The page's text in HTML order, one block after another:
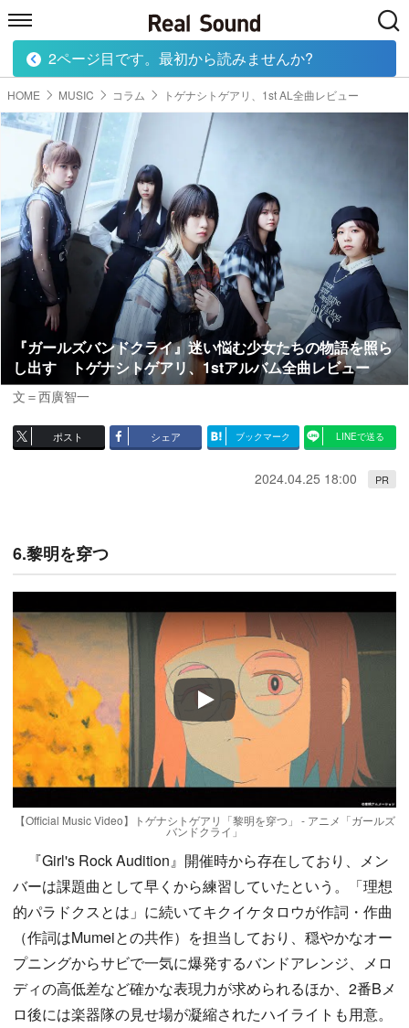
HOME MUSIC MOVIE TECH
HOME MUSIC コラム トゲナシトゲアリ、1st AL全曲レビュー
『ガールズバンドクライ』迷い悩む少女たちの物語を照ら
し出す トゲナシトゲアリ、1stアルバム全曲レビュー
文＝西廣智一
ポスト シェア ブックマーク LINEで送る
2024.04.25 18:00 PR
6.黎明を穿つ
Play
【Official Music Video】トゲナシトゲアリ「黎明を穿つ」 - アニメ「ガールズ
バンドクライ」
『Girl's Rock Audition』開催時から存在しており、メン
バーは課題曲として早くから練習していたという。「理想
的パラドクスとは」に続いてキクイケタロウが作詞・作曲
（作詞はMumeiとの共作）を担当しており、穏やかなオー
プニングからサビで一気に爆発するバンドアレンジ、メロ
ディの高低差など確かな表現力が求められるほか、2番Bメ
ロ後には楽器隊の見せ場が凝縮されたハイライトも用意。
2ページ目です。最初から読みませんか?